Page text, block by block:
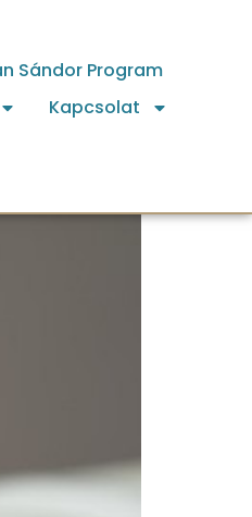
Sándor Program
Kapcsolat